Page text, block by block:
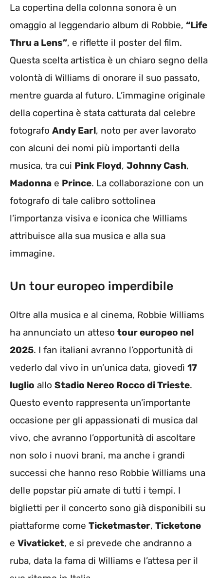
La copertina della colonna sonora è un
omaggio al leggendario album di Robbie, “Life
Thru a Lens”, e riflette il poster del film.
Questa scelta artistica è un chiaro segno della
volontà di Williams di onorare il suo passato,
mentre guarda al futuro. L’immagine originale
della copertina è stata catturata dal celebre
fotografo Andy Earl, noto per aver lavorato
con alcuni dei nomi più importanti della
musica, tra cui Pink Floyd, Johnny Cash,
Madonna e Prince. La collaborazione con un
fotografo di tale calibro sottolinea
l’importanza visiva e iconica che Williams
attribuisce alla sua musica e alla sua
immagine.
Un tour europeo imperdibile
Oltre alla musica e al cinema, Robbie Williams
ha annunciato un atteso tour europeo nel
2025. I fan italiani avranno l’opportunità di
vederlo dal vivo in un’unica data, giovedì 17
luglio allo Stadio Nereo Rocco di Trieste.
Questo evento rappresenta un’importante
occasione per gli appassionati di musica dal
vivo, che avranno l’opportunità di ascoltare
non solo i nuovi brani, ma anche i grandi
successi che hanno reso Robbie Williams una
delle popstar più amate di tutti i tempi. I
biglietti per il concerto sono già disponibili su
piattaforme come Ticketmaster, Ticketone
e Vivaticket, e si prevede che andranno a
ruba, data la fama di Williams e l’attesa per il